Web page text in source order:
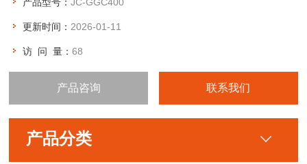
更新时间： 2026-01-11
访 问 量：68
产品咨询 联系我们
产品分类